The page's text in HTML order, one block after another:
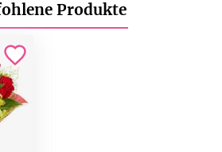
Produkte